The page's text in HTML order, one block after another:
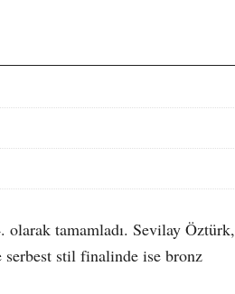
olarak tamamladı. Sevilay Öztürk,
serbest stil finalinde ise bronz